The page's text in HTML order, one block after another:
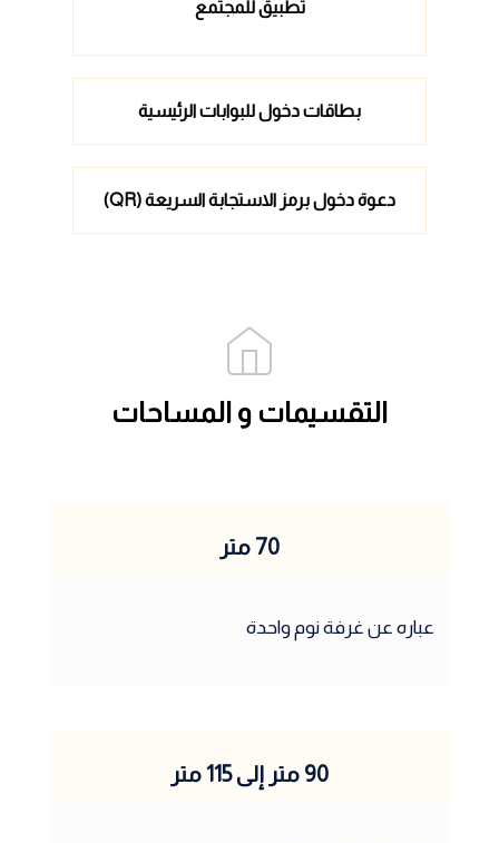
تطبيق للمجتمع
بطاقات دخول للبوابات الرئيسية
دعوة دخول برمز الاستجابة السريعة (QR)
التقسيمات و المساحات
70 متر
عباره عن غرفة نوم واحدة
90 متر إلى 115 متر